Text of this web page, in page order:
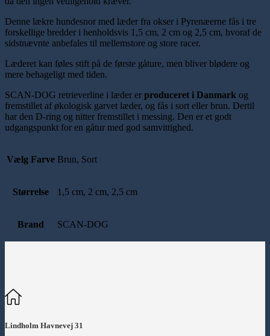
Denne lækre hundesnor med læder fra okser i Pyrenæerne fås i tre
forskellige bredder i henholdsvis 1,5 cm, 2 cm og 2,5 cm, hvoraf de
sidstnævnte anbefales til mellemstore og store racer.
Læderet kan føles stift på de første gåture, men bliver blødere og
mere behageligt med tiden.
SCAN-DOG retrieverline i læder er produceret i Danmark og
fremstillet af økologisk garvet læder, og fås i sort eller brun. Dertil
har den D-ring og nitter fremstillet i messing. Den er et godt
udgangspunkt for en gåtur med god samvittighed.
Vælg Farve Brun, Sort
Størrelse 1,5 cm, 2 cm, 2,5 cm
Brand SCAN-DOG
Lindholm Havnevej 31